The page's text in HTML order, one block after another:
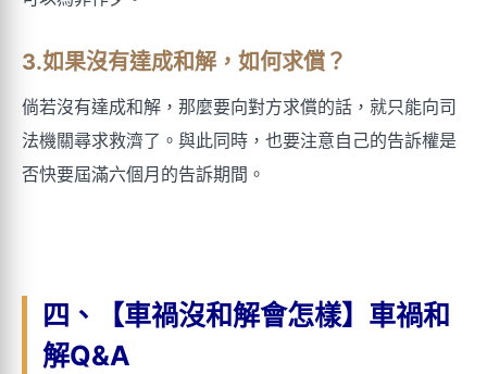
3.如果沒有達成和解，如何求償？
倘若沒有達成和解，那麼要向對方求償的話，就只能向司
法機關尋求救濟了。與此同時，也要注意自己的告訴權是
否快要屆滿六個月的告訴期間。
四、【車禍沒和解會怎樣】車禍和
解Q&A